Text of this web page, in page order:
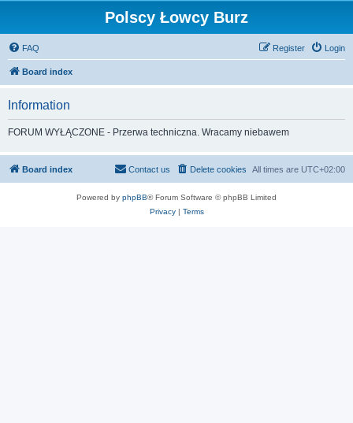
Polscy Łowcy Burz
FAQ Login
Register
Board index
Information
FORUM WYŁĄCZONE - Przerwa techniczna. Wracamy niebawem
Board index All times are UTC+02:00
Delete cookies
Contact us
Powered by phpBB® Forum Software © phpBB Limited
Privacy| Terms